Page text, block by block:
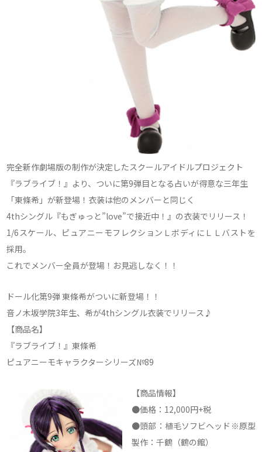
完全新作劇場版の制作が決定したスクールアイドルプロジェクト
『ラブライブ！』より、ついに第9弾目となる占いが得意な三年生
「東條希」が新登場！衣装は他のメンバーと同じく
4thシングル『もぎゅっと”love”で接近中！』の衣装でリリース！
1/6スケール、ピュアニーモフレクションＬボディにＬＬバストを
採用。
これでメンバー全員が登場！お見逃しなく！！
ドール化第9弾 東條希がついに新登場！！
音ノ木坂学院3年生、希が4thシングル衣装でリリース♪
【商品名】
『ラブライブ！』東條希
ピュアニーモキャラクターシリーズ№89
【商品情報】
●価格：12,000円+税
●頭部：植毛ソフビヘッド※原型
製作：千鶴（鶴の館）